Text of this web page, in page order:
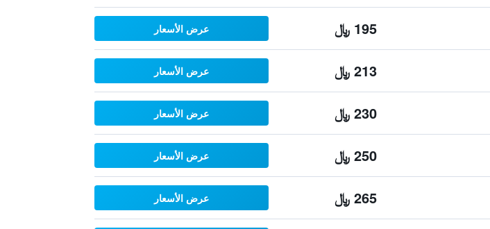
195 ﷼ عرض الأسعار
213 ﷼ عرض الأسعار
230 ﷼ عرض الأسعار
250 ﷼ عرض الأسعار
265 ﷼ عرض الأسعار